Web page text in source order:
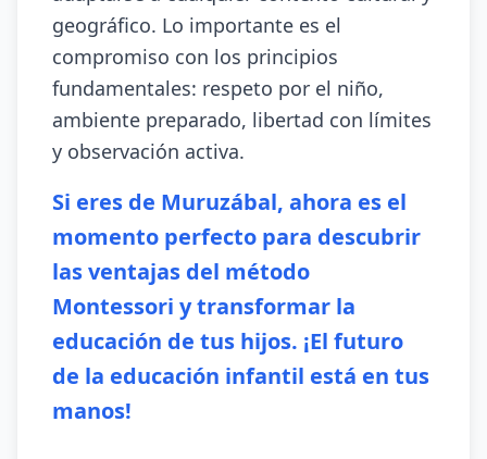
geográfico. Lo importante es el
compromiso con los principios
fundamentales: respeto por el niño,
ambiente preparado, libertad con límites
y observación activa.
Si eres de Muruzábal, ahora es el
momento perfecto para descubrir
las ventajas del método
Montessori y transformar la
educación de tus hijos. ¡El futuro
de la educación infantil está en tus
manos!